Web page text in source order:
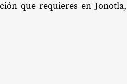
que requieres en Jonotla,